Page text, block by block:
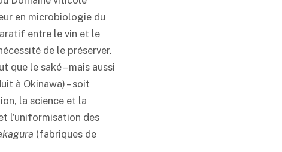
en microbiologie du
entre le vin et le
de le préserver.
que le saké– mais aussi
à Okinawa) – soit
la science et la
l’uniformisation des
(fabriques de